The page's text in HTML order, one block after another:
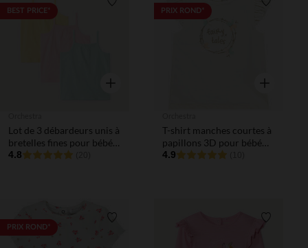
BEST PRICE* Liste de souhaits
Aperçu rapide
Lot de 3 débardeurs unis à
bretelles fines pour bébé
fille
4.8
PRIX ROND*
Aperçu
T-shirt manches courtes à
papillons 3D pour bébé
fille
4.9
PRIX ROND*